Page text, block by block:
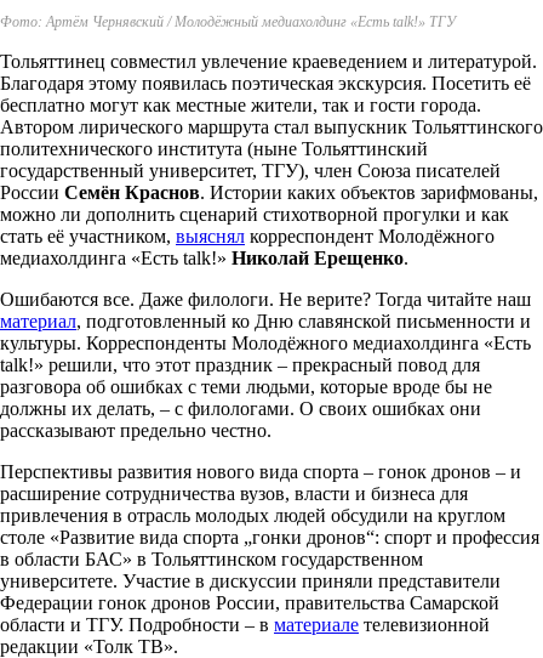
Фото: Артём Чернявский / Молодёжный медиахолдинг «Есть talk!» ТГУ
Тольяттинец совместил увлечение краеведением и литературой.
Благодаря этому появилась поэтическая экскурсия. Посетить её
бесплатно могут как местные жители, так и гости города.
Автором лирического маршрута стал выпускник Тольяттинского
политехнического института (ныне Тольяттинский
государственный университет, ТГУ), член Союза писателей
России Семён Краснов. Истории каких объектов зарифмованы,
можно ли дополнить сценарий стихотворной прогулки и как
стать её участником, выяснял корреспондент Молодёжного
медиахолдинга «Есть talk!» Николай Ерещенко.
Ошибаются все. Даже филологи. Не верите? Тогда читайте наш
материал, подготовленный ко Дню славянской письменности и
культуры. Корреспонденты Молодёжного медиахолдинга «Есть
talk!» решили, что этот праздник – прекрасный повод для
разговора об ошибках с теми людьми, которые вроде бы не
должны их делать, – с филологами. О своих ошибках они
рассказывают предельно честно.
Перспективы развития нового вида спорта – гонок дронов – и
расширение сотрудничества вузов, власти и бизнеса для
привлечения в отрасль молодых людей обсудили на круглом
столе «Развитие вида спорта „гонки дронов“: спорт и профессия
в области БАС» в Тольяттинском государственном
университете. Участие в дискуссии приняли представители
Федерации гонок дронов России, правительства Самарской
области и ТГУ. Подробности – в материале телевизионной
редакции «Толк ТВ».